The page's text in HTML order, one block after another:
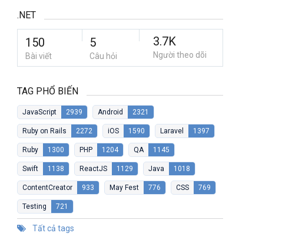
.NET
150
Bài viết
5
Câu hỏi
3.7K
Người theo dõi
TAG PHỔ BIẾN
JavaScript 2939 Android 2321
Ruby on Rails 2272 iOS 1590 Laravel 1397
Ruby 1300 PHP 1204 QA 1145
Swift 1138 ReactJS 1129 Java 1018
ContentCreator 933 May Fest 776 CSS 769
Testing 721
Tất cả tags